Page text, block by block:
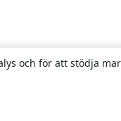
och för att stödja